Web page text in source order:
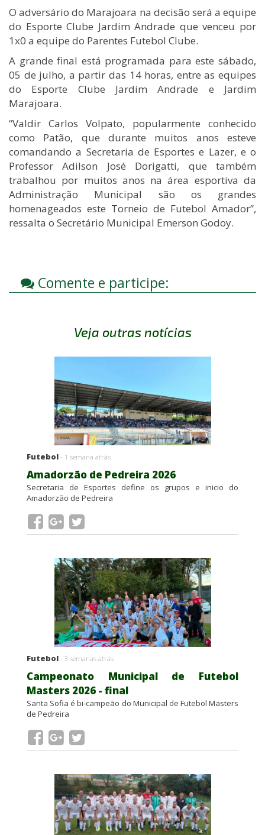
O adversário do Marajoara na decisão será a equipe
do Esporte Clube Jardim Andrade que venceu por
1x0 a equipe do Parentes Futebol Clube.
A grande final está programada para este sábado,
05 de julho, a partir das 14 horas, entre as equipes
do Esporte Clube Jardim Andrade e Jardim
Marajoara.
“Valdir Carlos Volpato, popularmente conhecido
como Patão, que durante muitos anos esteve
comandando a Secretaria de Esportes e Lazer, e o
Professor Adilson José Dorigatti, que também
trabalhou por muitos anos na área esportiva da
Administração Municipal são os grandes
homenageados este Torneio de Futebol Amador”,
ressalta o Secretário Municipal Emerson Godoy.
Comente e participe:
Veja outras notícias
Futebol - 1 semana atrás
Amadorzão de Pedreira 2026
Secretaria de Esportes define os grupos e inicio do
Amadorzão de Pedreira
Futebol - 3 semanas atrás
Campeonato Municipal de Futebol
Masters 2026 - final
Santa Sofia é bi-campeão do Municipal de Futebol Masters
de Pedreira